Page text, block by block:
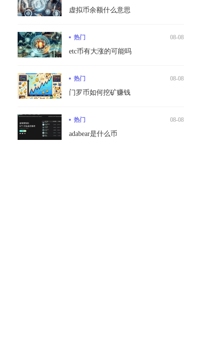
虚拟币余额什么意思
热门 08-08
etc币有大涨的可能吗
热门 08-08
门罗币如何挖矿赚钱
热门 08-08
adabear是什么币